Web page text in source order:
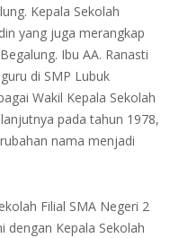
Kepala Sekolah
yang juga merangkap
Ibu AA. Ranasti
di SMP Lubuk
Wakil Kepala Sekolah
pada tahun 1978,
nama menjadi
Filial SMA Negeri 2
dengan Kepala Sekolah